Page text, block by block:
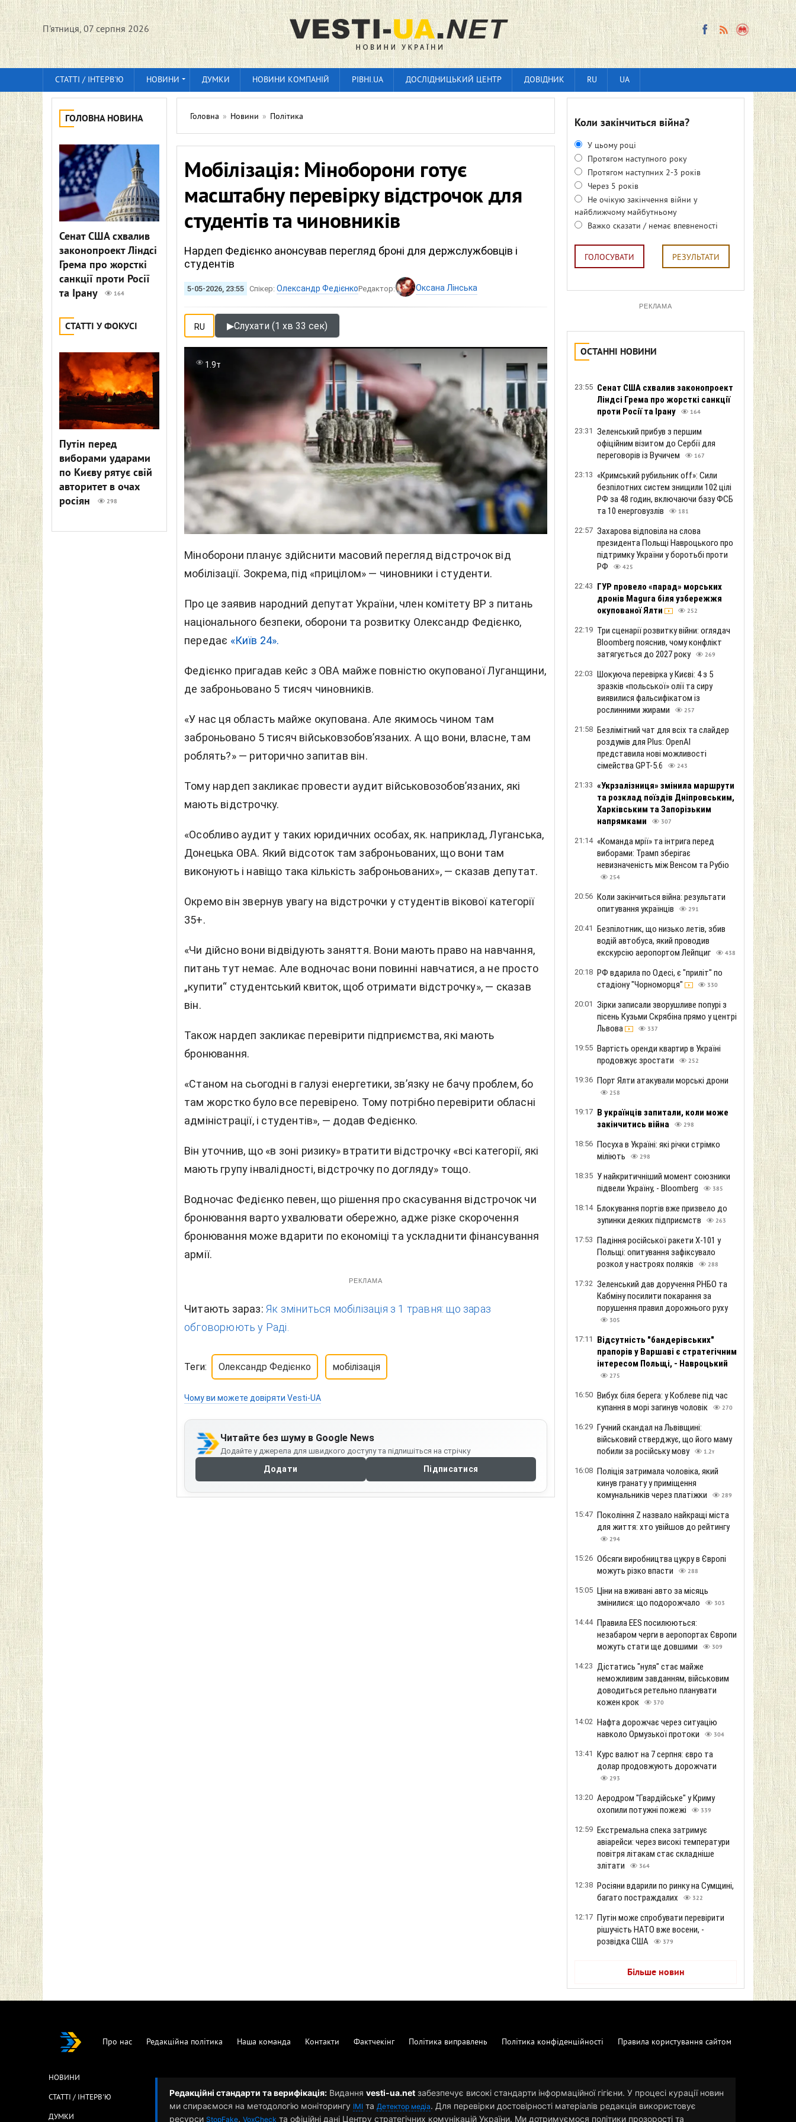
П'ятниця, 07 серпня 2026
СТАТТІ / ІНТЕРВ'Ю НОВИНИ ДУМКИ НОВИНИ КОМПАНІЙ РІВНІ.UA ДОСЛІДНИЦЬКИЙ ЦЕНТР ДОВІДНИК RU UA
ГОЛОВНА НОВИНА
Сенат США схвалив
законопроект Ліндсі
Грема про жорсткі
санкції проти Росії
та Ірану
164
СТАТТІ У ФОКУСІ
Путін перед
виборами ударами
по Києву рятує свій
авторитет в очах
росіян
298
Головна » Новини » Політика
Мобілізація: Міноборони готує
масштабну перевірку відстрочок для
студентів та чиновників
Нардеп Федієнко анонсував перегляд броні для держслужбовців і
студентів
5-05-2026, 23:55 Спікер: Олександр ФедієнкоРедактор: Оксана Лінська
RU ▶Слухати (1 хв 33 сек)
1.9т
Міноборони планує здійснити масовий перегляд відстрочок від
мобілізації. Зокрема, під «прицілом» — чиновники і студенти.
Про це заявив народний депутат України, член комітету ВР з питань
національного безпеки, оборони та розвитку Олександр Федієнко,
передає «Київ 24».
Федієнко пригадав кейс з ОВА майже повністю окупованої Луганщини,
де заброньовано 5 тисяч чиновників.
«У нас ця область майже окупована. Але якимось чином там
заброньовано 5 тисяч військовзобов’язаних. А що вони, власне, там
роблять?» — риторично запитав він.
Тому нардеп закликає провести аудит військовозобов’язаних, які
мають відстрочку.
«Особливо аудит у таких юридичних особах, як. наприклад, Луганська,
Донецька ОВА. Який відсоток там заброньованих, що вони там
виконують і навіщо така кількість заброньованих», — сказав депутат.
Окремо він звернув увагу на відстрочки у студентів вікової категорії
35+.
«Чи дійсно вони відвідують заняття. Вони мають право на навчання,
питань тут немає. Але водночас вони повинні навчатися, а не просто
„купити“ студентський квиток, щоб отримати відстрочку», — сказав
він.
Також нардеп закликає перевірити підприємства, які мають
бронювання.
«Станом на сьогодні в галузі енергетики, зв’язку не бачу проблем, бо
там жорстко було все перевірено. Тому потрібно перевірити обласні
адміністрації, і студентів», — додав Федієнко.
Він уточнив, що «в зоні ризику» втратити відстрочку «всі категорії, які
мають групу інвалідності, відстрочку по догляду» тощо.
Водночас Федієнко певен, що рішення про скасування відстрочок чи
бронювання варто ухвалювати обережно, адже різке скорочення
бронювання може вдарити по економіці та ускладнити фінансування
армії.
РЕКЛАМА
Читають зараз: Як зміниться мобілізація з 1 травня: що зараз
обговорюють у Раді.
Теги: Олександр Федієнко мобілізація
Чому ви можете довіряти Vesti-UA
Читайте без шуму в Google News
Додайте у джерела для швидкого доступу та підпишіться на стрічку
Додати Підписатися
Коли закінчиться війна?
У цьому році
Протягом наступного року
Протягом наступних 2-3 років
Через 5 років
Не очікую закінчення війни у
найближчому майбутньому
Важко сказати / немає впевненості
ГОЛОСУВАТИ РЕЗУЛЬТАТИ
РЕКЛАМА
ОСТАННІ НОВИНИ
23:55 Сенат США схвалив законопроект
Ліндсі Грема про жорсткі санкції
проти Росії та Ірану
164
23:31 Зеленський прибув з першим
офіційним візитом до Сербії для
переговорів із Вучичем
167
23:13 «Кримський рубильник off»: Сили
безпілотних систем знищили 102 цілі
РФ за 48 годин, включаючи базу ФСБ
та 10 енерговузлів
181
22:57 Захарова відповіла на слова
президента Польщі Навроцького про
підтримку України у боротьбі проти
РФ
425
22:43 ГУР провело «парад» морських
дронів Magura біля узбережжя
окупованої Ялти
252
22:19 Три сценарії розвитку війни: оглядач
Bloomberg пояснив, чому конфлікт
затягується до 2027 року
269
22:03 Шокуюча перевірка у Києві: 4 з 5
зразків «польської» олії та сиру
виявилися фальсифікатом із
рослинними жирами
257
21:58 Безлімітний чат для всіх та слайдер
роздумів для Plus: OpenAI
представила нові можливості
сімейства GPT-5.6
243
21:33 «Укрзалізниця» змінила маршрути
та розклад поїздів Дніпровським,
Харківським та Запорізьким
напрямками
307
21:14 «Команда мрії» та інтрига перед
виборами: Трамп зберігає
невизначеність між Венсом та Рубіо
254
20:56 Коли закінчиться війна: результати
опитування українців
291
20:41 Безпілотник, що низько летів, збив
водій автобуса, який проводив
екскурсію аеропортом Лейпциг
438
20:18 РФ вдарила по Одесі, є "приліт" по
стадіону "Чорноморця"
330
20:01 Зірки записали зворушливе попурі з
пісень Кузьми Скрябіна прямо у центрі
Львова
337
19:55 Вартість оренди квартир в Україні
продовжує зростати
252
19:36 Порт Ялти атакували морські дрони
258
19:17 В українців запитали, коли може
закінчитись війна
298
18:56 Посуха в Україні: які річки стрімко
міліють
298
18:35 У найкритичніший момент союзники
підвели Україну, - Bloomberg
385
18:14 Блокування портів вже призвело до
зупинки деяких підприємств
263
17:53 Падіння російської ракети Х-101 у
Польщі: опитування зафіксувало
розкол у настроях поляків
288
17:32 Зеленський дав доручення РНБО та
Кабміну посилити покарання за
порушення правил дорожнього руху
305
17:11
Відсутність "бандерівських"
прапорів у Варшаві є стратегічним
інтересом Польщі, - Навроцький
275
16:50 Вибух біля берега: у Коблеве під час
купання в морі загинув чоловік
270
16:29 Гучний скандал на Львівщині:
військовий стверджує, що його маму
побили за російську мову
1.2т
16:08 Поліція затримала чоловіка, який
кинув гранату у приміщення
комунальників через платіжки
289
15:47 Покоління Z назвало найкращі міста
для життя: хто увійшов до рейтингу
294
15:26 Обсяги виробництва цукру в Європі
можуть різко впасти
288
15:05 Ціни на вживані авто за місяць
змінилися: що подорожчало
303
14:44 Правила EES посилюються:
незабаром черги в аеропортах Європи
можуть стати ще довшими
309
14:23 Дістатись "нуля" стає майже
неможливим завданням, військовим
доводиться ретельно планувати
кожен крок
370
14:02 Нафта дорожчає через ситуацію
навколо Ормузької протоки
304
13:41 Курс валют на 7 серпня: євро та
долар продовжують дорожчати
293
13:20 Аеродром "Гвардійське" у Криму
охопили потужні пожежі
339
12:59 Екстремальна спека затримує
авіарейси: через високі температури
повітря літакам стає складніше
злітати
364
12:38 Росіяни вдарили по ринку на Сумщині,
багато постраждалих
322
12:17 Путін може спробувати перевірити
рішучість НАТО вже восени, -
розвідка США
379
Більше новин
Про нас Редакційна політика Наша команда Контакти Фактчекінг Політика виправлень Політика конфіденційності Правила користування сайтом
НОВИНИ
СТАТТІ / ІНТЕРВ'Ю
ДУМКИ
Редакційні стандарти та верифікація: Видання vesti-ua.net забезпечує високі стандарти інформаційної гігієни. У процесі курації новин
ми спираємося на методологію моніторингу ІМІ та Детектор медіа. Для перевірки достовірності матеріалів редакція використовує
ресурси StopFake, VoxCheck та офіційні дані Центру стратегічних комунікацій України. Ми дотримуємося політики прозорості та